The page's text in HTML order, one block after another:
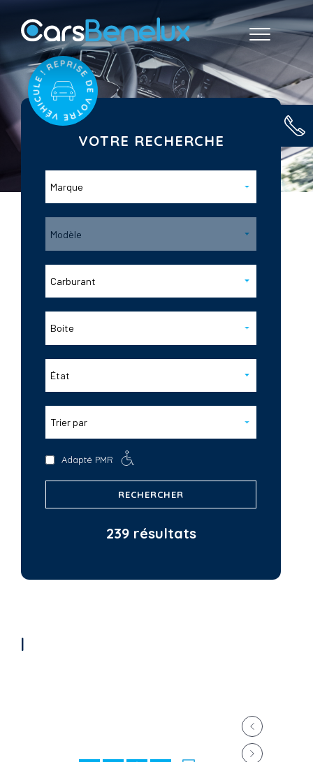
VOTRE RECHERCHE
Marque
Modèle
Carburant
Boite
État
Trier par
Adapté PMR
RECHERCHER
239 résultats
|